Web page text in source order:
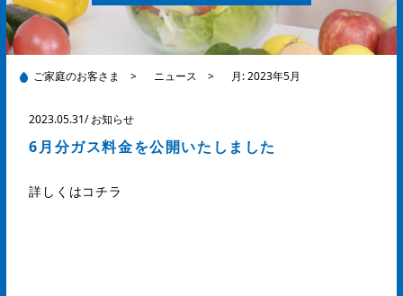
ご家庭のお客さま > ニュース > 月:2023年5月
2023.05.31/お知らせ
6月分ガス料金を公開いたしました
詳しくはコチラ